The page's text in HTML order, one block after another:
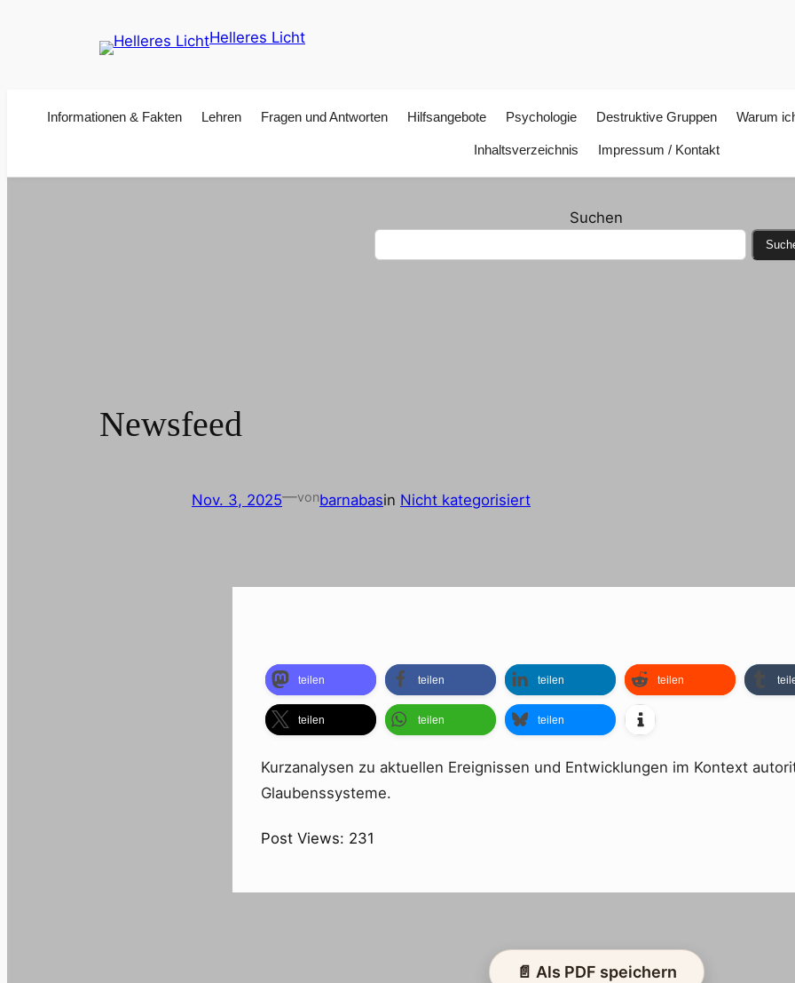
Helleres Licht
Informationen & Fakten Lehren Fragen und Antworten Hilfsangebote Psychologie Destruktive Gruppen Warum
Inhaltsverzeichnis Impressum / Kontakt
Suchen
Newsfeed
Nov. 3, 2025—vonbarnabasin Nicht kategorisiert
teilen teilen teilen teilen
teilen teilen teilen
Kurzanalysen zu aktuellen Ereignissen und Entwicklungen im Kontext
Glaubenssysteme.
Post Views: 231
📄 Als PDF speichern